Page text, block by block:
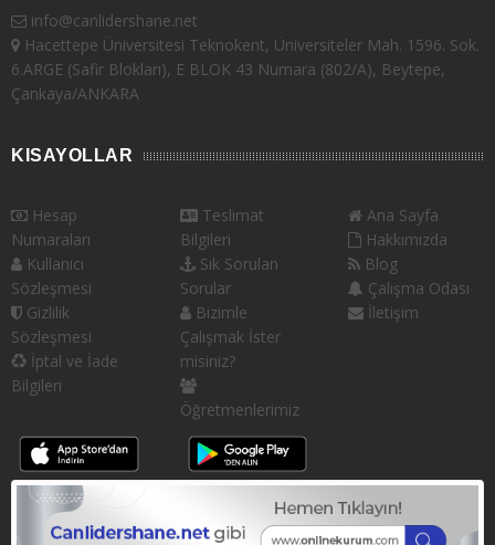
info@canlidershane.net
Hacettepe Üniversitesi Teknokent, Üniversiteler Mah. 1596. Sok.
6.ARGE (Safir Blokları), E BLOK 43 Numara (802/A), Beytepe,
Çankaya/ANKARA
KISAYOLLAR
Hesap
Numaraları
Kullanıcı
Sözleşmesi
Gizlilik
Sözleşmesi
İptal ve İade
Bilgileri
Teslimat
Bilgileri
Sık Sorulan
Sorular
Bizimle
Çalışmak İster
misiniz?
Öğretmenlerimiz
Ana Sayfa
Hakkımızda
Blog
Çalışma Odası
İletişim